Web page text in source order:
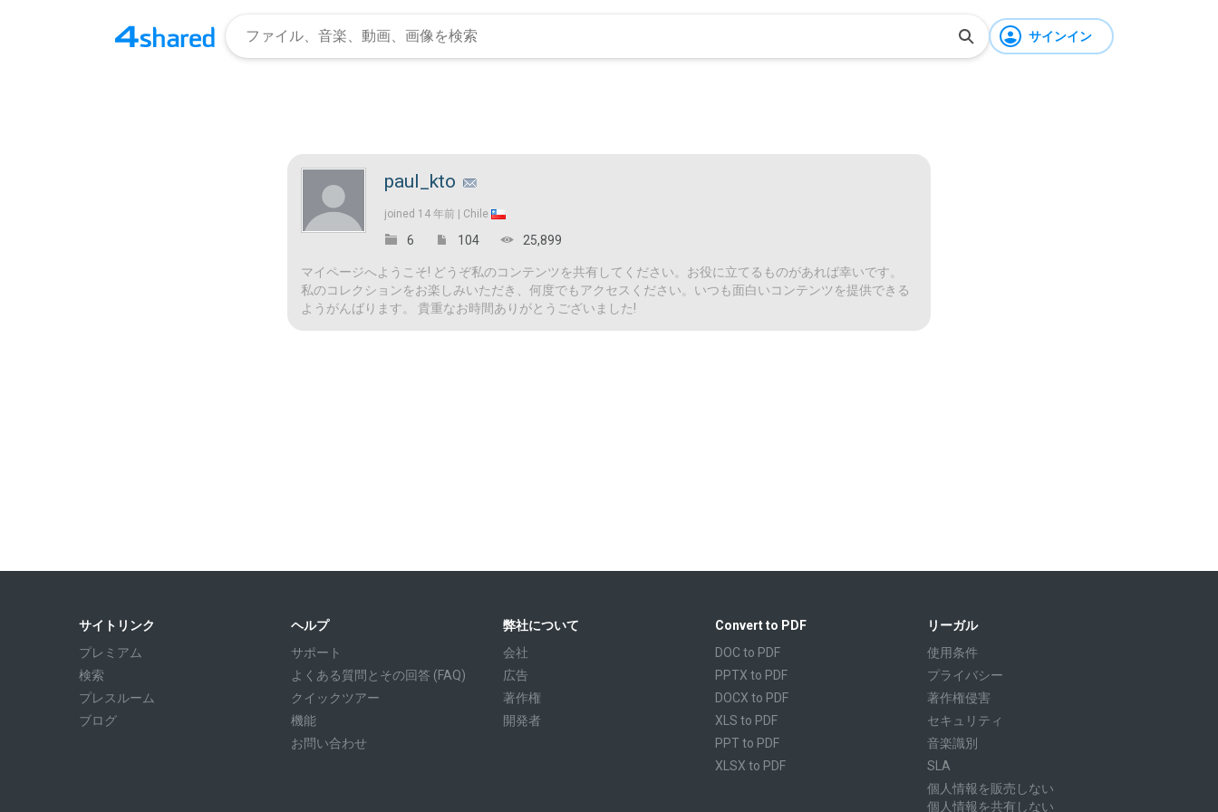
サインイン
paul_kto
joined 14 年前 | Chile
6 104 25,899
マイページへようこそ! どうぞ私のコンテンツを共有してください。お役に立てるものがあれば幸いです。
私のコレクションをお楽しみいただき、何度でもアクセスください。いつも面白いコンテンツを提供できる
ようがんばります。 貴重なお時間ありがとうございました!
サイトリンク
プレミアム
検索
プレスルーム
ブログ
ヘルプ
サポート
よくある質問とその回答 (FAQ)
クイックツアー
機能
お問い合わせ
弊社について
会社
広告
著作権
開発者
Convert to PDF
DOC to PDF
PPTX to PDF
DOCX to PDF
XLS to PDF
PPT to PDF
XLSX to PDF
リーガル
使用条件
プライバシー
著作権侵害
セキュリティ
音楽識別
SLA
個人情報を販売しない
個人情報を共有しない